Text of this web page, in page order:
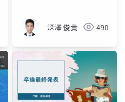
深澤 俊貴 490